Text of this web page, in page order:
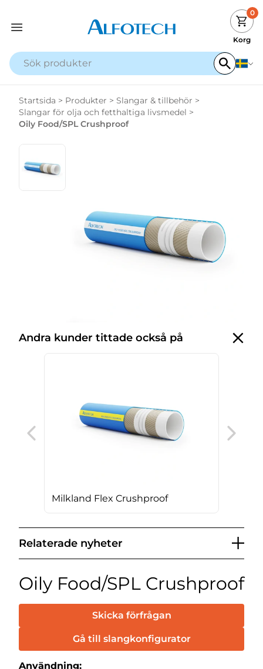
0
Korg
Startsida > Produkter > Slangar & tillbehör >
Slangar för olja och fetthaltiga livsmedel >
Oily Food/SPL Crushproof
Andra kunder tittade också på
Milkland Flex Crushproof
Relaterade nyheter
Oily Food/SPL Crushproof
Skicka förfrågan
Gå till slangkonfigurator
Användning: